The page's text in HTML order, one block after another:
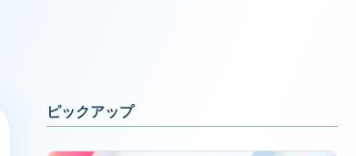
ピックアップ